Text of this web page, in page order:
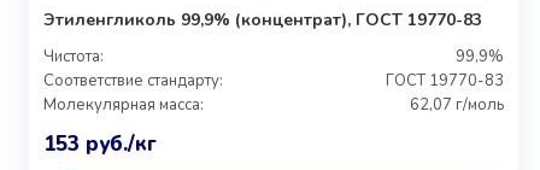
Этиленгликоль 99,9% (концентрат), ГОСТ 19770-83
Чистота:
99,9%
Соответствие стандарту:
ГОСТ 19770-83
Молекулярная масса:
62,07 г/моль
153 руб./кг